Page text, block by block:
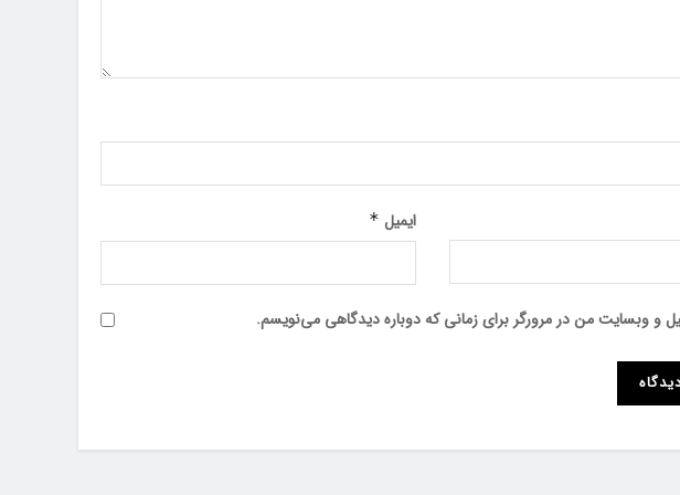
ایمیل *
و وبسایت من در مرورگر برای زمانی که دوباره دیدگاهی می‌نویسم.